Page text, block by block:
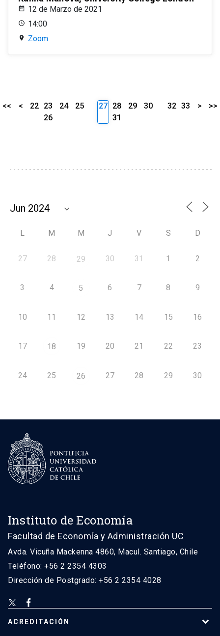
12 de Marzo de 2021
14:00
Zoom
<< < 22 23 24
25
26
27 28 29
30
31
32 33 > >>
L M M J V S D
27 28 29 30 31 1 2
3 4 5 6 7 8 9
10 11 12 13 14 15 16
17 18 19 20 21 22 23
24 25 26 27 28 29 30
Instituto de Economía
Facultad de Economía y Administración UC
Avda. Vicuña Mackenna 4860, Macul. Santiago, Chile
Teléfono: +56 2 2354 4303
Dirección de Postgrado: +56 2 2354 4028
ACREDITACIÓN